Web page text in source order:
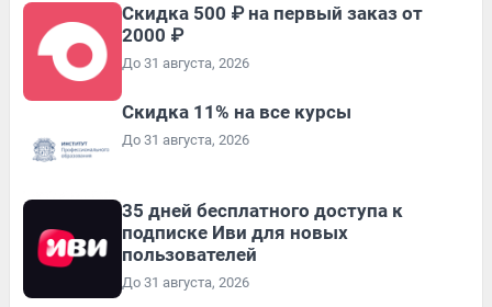
Скидка 500 ₽ на первый заказ от
2000 ₽
До 31 августа, 2026
Скидка 11% на все курсы
До 31 августа, 2026
35 дней бесплатного доступа к
подписке Иви для новых
пользователей
До 31 августа, 2026